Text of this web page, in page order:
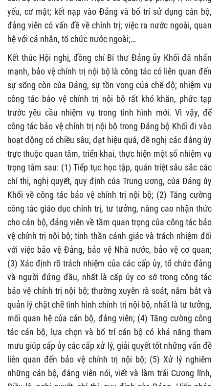
yếu, cơ mật; kết nạp vào Đảng và bố trí sử dụng cán bộ,
đảng viên có vấn đề về chính trị; việc ra nước ngoài, quan
hệ với cá nhân, tổ chức nước ngoài;…
Kết thúc Hội nghị, đồng chí Bí thư Đảng ủy Khối đã nhấn
mạnh, bảo vệ chính trị nội bộ là công tác có liên quan đến
sự sống còn của Đảng, sự tồn vong của chế độ; nhiệm vụ
công tác bảo vệ chính trị nội bộ rất khó khăn, phức tạp
trước yêu cầu nhiệm vụ trong tình hình mới. Vì vậy, để
công tác bảo vệ chính trị nội bộ trong Đảng bộ Khối đi vào
hoạt động có chiều sâu, đạt hiệu quả, đề nghị các đảng ủy
trực thuộc quan tâm, triển khai, thực hiện một số nhiệm vụ
trọng tâm sau: (1) Tiếp tục học tập, quán triệt sâu sắc các
chỉ thị, nghị quyết, quy định của Trung ương, của Đảng ủy
Khối về công tác bảo vệ chính trị nội bộ; (2) Tăng cường
công tác giáo dục chính trị, tư tưởng, nâng cao nhận thức
cho cán bộ, đảng viên về tầm quan trọng của công tác bảo
vệ chính trị nội bộ; tinh thần cảnh giác và trách nhiệm đối
với việc bảo vệ Đảng, bảo vệ Nhà nước, bảo vệ cơ quan;
(3) Xác định rõ trách nhiệm của các cấp ủy, tổ chức đảng
và người đứng đầu, nhất là cấp ủy cơ sở trong công tác
bảo vệ chính trị nội bộ; thường xuyên rà soát, nắm bắt và
quản lý chặt chẽ tình hình chính trị nội bộ, nhất là tư tưởng,
mối quan hệ của cán bộ, đảng viên; (4) Tăng cường công
tác cán bộ, lựa chọn và bố trí cán bộ có khả năng tham
mưu giúp cấp ủy các cấp xử lý, giải quyết tốt những vấn đề
liên quan đến bảo vệ chính trị nội bộ; (5) Xử lý nghiêm
những cán bộ, đảng viên nói, viết và làm trái Cương lĩnh,